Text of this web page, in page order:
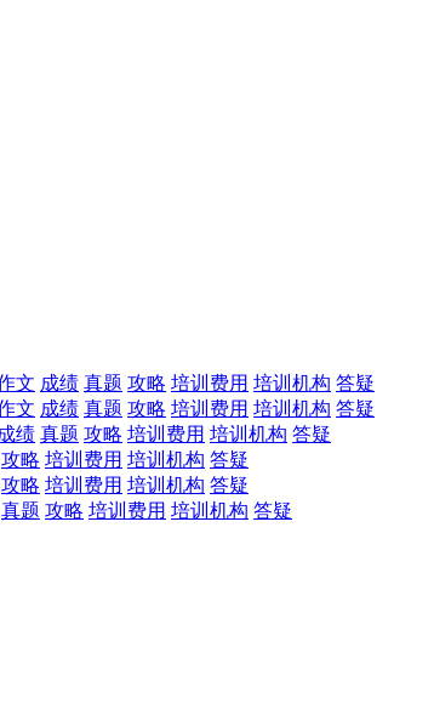
文 成绩 真题 攻略 培训费用 培训机构 答疑
文 成绩 真题 攻略 培训费用 培训机构 答疑
成绩 真题 攻略 培训费用 培训机构 答疑
攻略 培训费用 培训机构 答疑
攻略 培训费用 培训机构 答疑
真题 攻略 培训费用 培训机构 答疑